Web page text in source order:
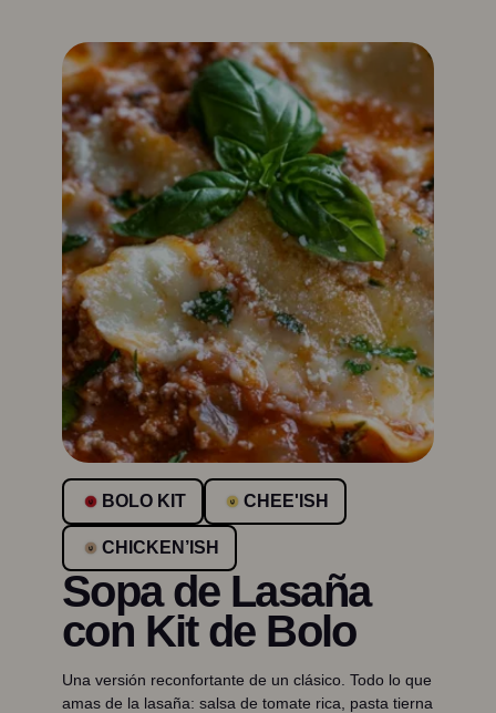
BOLO KIT CHEE'ISH
CHICKEN’ISH
Sopa de Lasaña
con Kit de Bolo
Una versión reconfortante de un clásico. Todo lo que
amas de la lasaña: salsa de tomate rica, pasta tierna